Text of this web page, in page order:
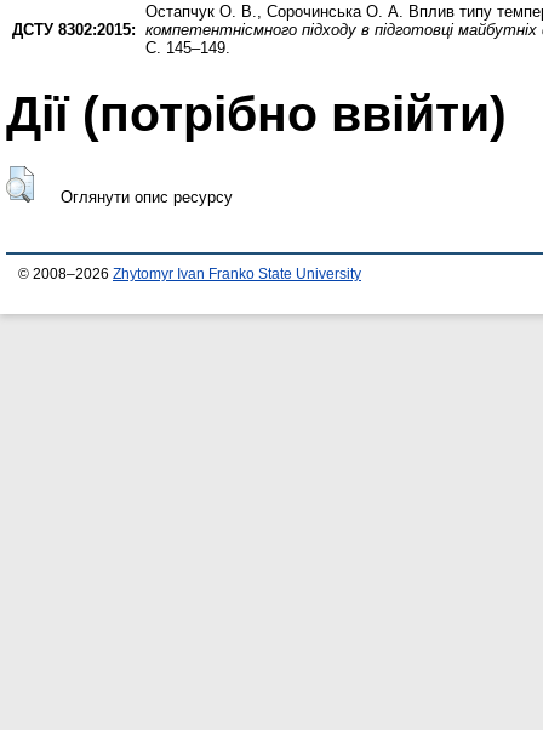
ДСТУ 8302:2015:
Остапчук О. В. Сорочинська О. А. Вплив типу
компетентнісмного підходу в підготовці
С. 145–149.
Дії ​​(потрібно ввійти)
Оглянути опис ресурсу
© 2008–2026 Zhytomyr Ivan Franko State University